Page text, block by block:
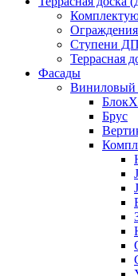
Ступени
Террасная
Фасады
Виниловый
Брус